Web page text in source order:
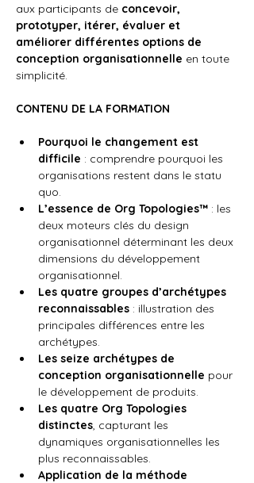
aux participants de concevoir,
prototyper, itérer, évaluer et
améliorer différentes options de
conception organisationnelle en toute
simplicité.
CONTENU DE LA FORMATION
Pourquoi le changement est
difficile : comprendre pourquoi les
organisations restent dans le statu
quo.
L’essence de Org Topologies™ : les
deux moteurs clés du design
organisationnel déterminant les deux
dimensions du développement
organisationnel.
Les quatre groupes d’archétypes
reconnaissables : illustration des
principales différences entre les
archétypes.
Les seize archétypes de
conception organisationnelle pour
le développement de produits.
Les quatre Org Topologies
distinctes , capturant les
dynamiques organisationnelles les
plus reconnaissables.
Application de la méthode